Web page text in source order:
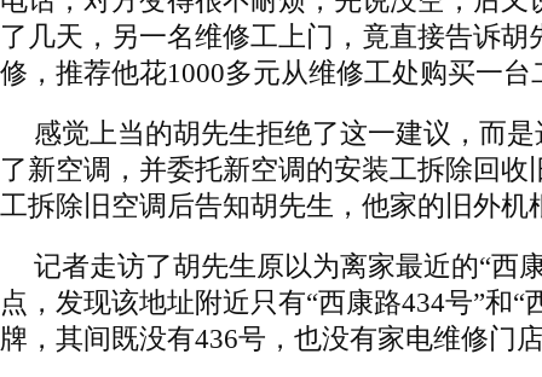
了几天，另一名维修工上门，竟直接告诉胡
修，推荐他花1000多元从维修工处购买一台
感觉上当的胡先生拒绝了这一建议，而
了新空调，并委托新空调的安装工拆除回收
工拆除旧空调后告知胡先生，他家的旧外机
记者走访了胡先生原以为离家最近的“西
点，发现该地址附近只有“西康路434号”和“
牌，其间既没有436号，也没有家电维修门